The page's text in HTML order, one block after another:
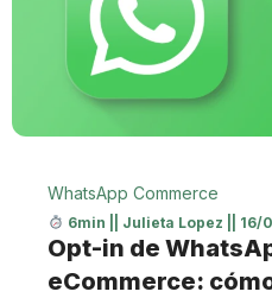
WhatsApp Commerce
6min Julieta Lopez 16/
Opt-in de
eCommerce: